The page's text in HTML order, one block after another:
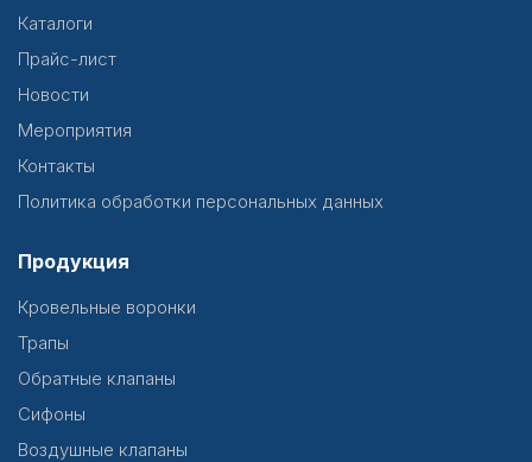
Каталоги
Прайс-лист
Новости
Мероприятия
Контакты
Политика обработки персональных данных
Продукция
Кровельные воронки
Трапы
Обратные клапаны
Сифоны
Воздушные клапаны